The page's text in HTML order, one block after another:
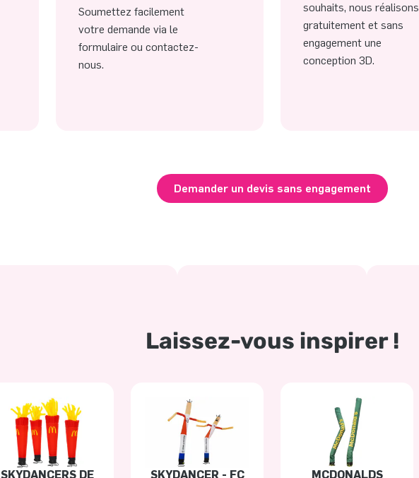
Soumettez facilement
votre demande via le
formulaire ou contactez-
nous.
souhaits, nous réalisons
gratuitement et sans
engagement une
conception 3D.
Demander un devis sans engagement
Laissez-vous inspirer !
SKYDANCERS DE
SKYDANCER - FC
MCDONALDS